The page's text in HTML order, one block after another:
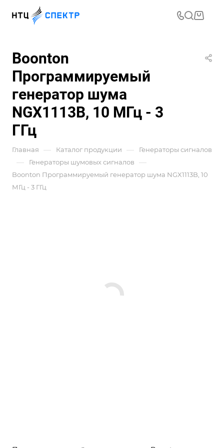
Boonton
Программируемый
генератор шума
NGX1113B, 10 МГц - 3
ГГц
Главная — Каталог продукции — Генераторы сигналов
— Генераторы шумовых сигналов —
Boonton Программируемый генератор шума NGX1113B, 10
МГц - 3 ГГц